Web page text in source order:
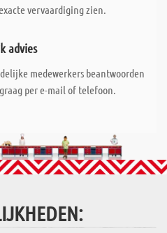
vervaardiging zien.
advies
medewerkers beantwoorden
per e-mail of telefoon.